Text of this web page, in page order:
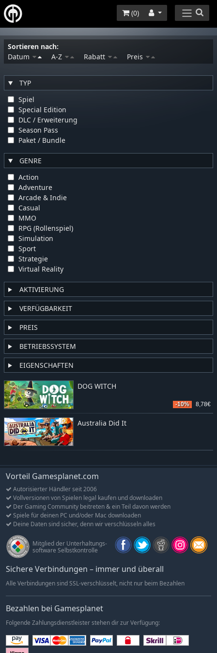
(0)
Sortieren nach:
Datum
A-Z Rabatt Preis
DOG WITCH
-10% 8,78€
Australia Did It
TYP
Spiel
Special Edition
DLC / Erweiterung
Season Pass
Paket / Bundle
GENRE
Action
Adventure
Arcade & Indie
Casual
MMO
RPG (Rollenspiel)
Simulation
Sport
Strategie
Virtual Reality
AKTIVIERUNG
VERFÜGBARKEIT
PREIS
BETRIEBSSYSTEM
EIGENSCHAFTEN
Vorteil Gamesplanet.com
Autorisierter Händler seit 2006
Vollversionen von Spielen legal kaufen und downloaden
Der Gaming Community beitreten & ein Teil davon werden
Spiele für deinen PC und/oder Mac downloaden
Deine Daten sind sicher, denn wir verschlüsseln alles
Mitglied der Unterhaltungs-
software Selbstkontrolle
Sichere Verbindungen – immer und überall
Alle Verbindungen sind SSL-verschlüsselt, nicht nur beim Bezahlen
Bezahlen bei Gamesplanet
Folgende Zahlungsdienstleister stehen dir zur Verfügung: